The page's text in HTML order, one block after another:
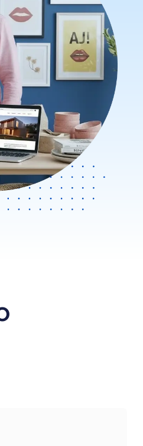
20 tiendas online
argentinas creadas con
Tiendanube